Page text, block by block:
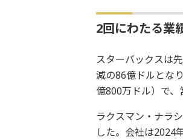
2回にわたる業
スターバックスは
減の86億ドルとな
億800万ドル）で、
ラクスマン・ナラ
した。会社は2024